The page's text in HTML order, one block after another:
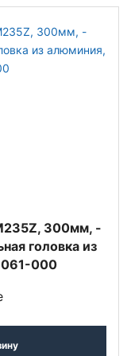
300мм, -
головка из
000